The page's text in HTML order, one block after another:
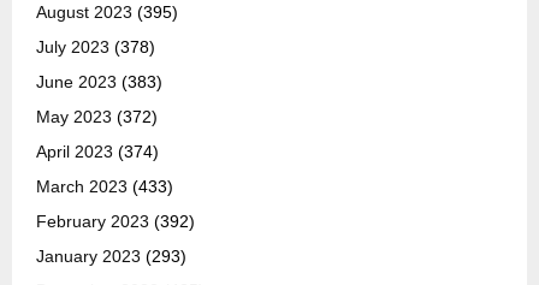
August 2023 (395)
July 2023 (378)
June 2023 (383)
May 2023 (372)
April 2023 (374)
March 2023 (433)
February 2023 (392)
January 2023 (293)